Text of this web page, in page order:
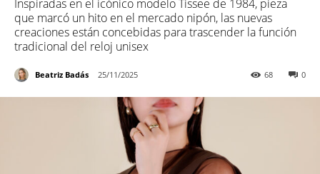
Inspiradas en el icónico modelo Tissee de 1984, pieza
que marcó un hito en el mercado nipón, las nuevas
creaciones están concebidas para trascender la función
tradicional del reloj unisex
Beatriz Badás 25/11/2025 0
68